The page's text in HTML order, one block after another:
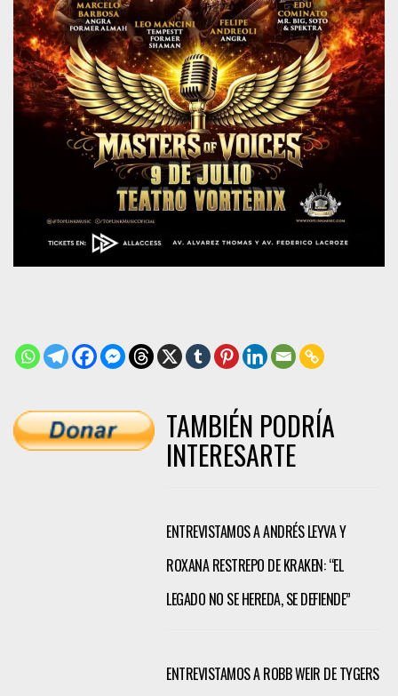
TAMBIÉN PODRÍA
INTERESARTE
ENTREVISTAMOS A ANDRÉS LEYVA Y
ROXANA RESTREPO DE KRAKEN: “EL
LEGADO NO SE HEREDA, SE DEFIENDE”
ENTREVISTAMOS A ROBB WEIR DE TYGERS